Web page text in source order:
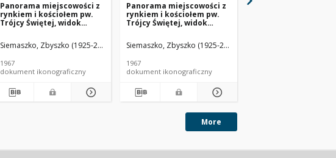
Panorama miejscowości z
rynkiem i kościołem pw.
Trójcy Świętej, widok
północnej, Bolesławiec
(województwo łódzkie)
Siemaszko, Zbyszko (1925-2015).
1967
dokument ikonograficzny
Panorama miejscowości z
rynkiem i kościołem pw.
Trójcy Świętej, widok
północnej, Bolesławiec
(województwo łódzkie)
Siemaszko, Zbyszko (1925-2015).
1967
dokument ikonograficzny
More